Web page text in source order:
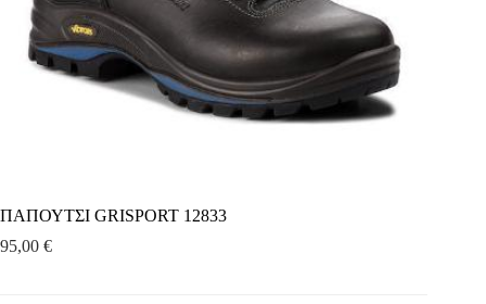
ΠΑΠΟΥΤΣΙ GRISPORT 12833
95,00 €